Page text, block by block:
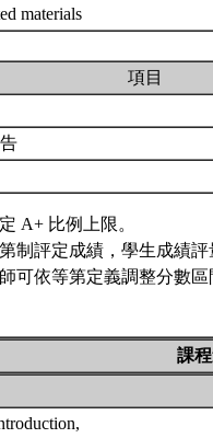
materials
項目
A+ 比例上限。
制評定成績，學生成績
可依等第定義調整分數
課